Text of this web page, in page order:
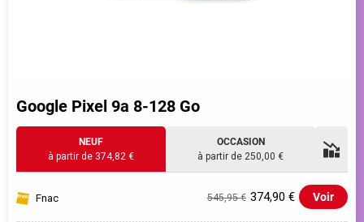
Google Pixel 9a 8-128 Go
NEUF
à partir de 374,82 €
OCCASION
à partir de 250,00 €
Fnac 545,95 € 374,90 € Voir